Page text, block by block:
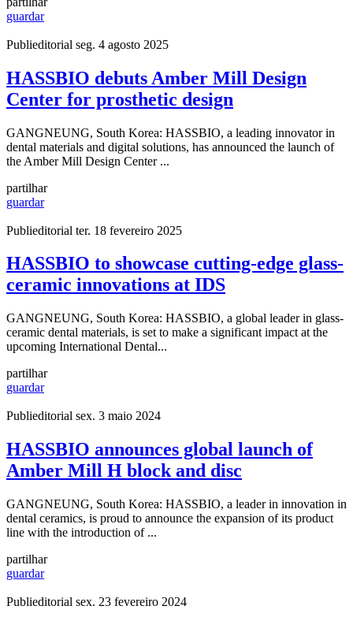
guardar
Publieditorial seg. 4 agosto 2025
HASSBIO debuts Amber Mill Design
Center for prosthetic design
GANGNEUNG, South Korea: HASSBIO, a leading innovator in
dental materials and digital solutions, has announced the launch of
the Amber Mill Design Center ...
partilhar
guardar
Publieditorial ter. 18 fevereiro 2025
HASSBIO to showcase cutting-edge glass-
ceramic innovations at IDS
GANGNEUNG, South Korea: HASSBIO, a global leader in glass-
ceramic dental materials, is set to make a significant impact at the
upcoming International Dental...
partilhar
guardar
Publieditorial sex. 3 maio 2024
HASSBIO announces global launch of
Amber Mill H block and disc
GANGNEUNG, South Korea: HASSBIO, a leader in innovation in
dental ceramics, is proud to announce the expansion of its product
line with the introduction of ...
partilhar
guardar
Publieditorial sex. 23 fevereiro 2024